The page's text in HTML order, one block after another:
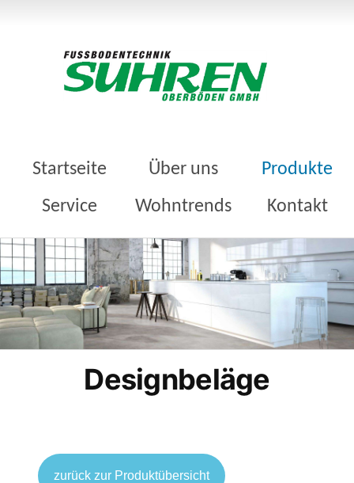
Startseite Über uns
Produkte
Service
Wohntrends Kontakt
Designbeläge
zurück zur Produktübersicht